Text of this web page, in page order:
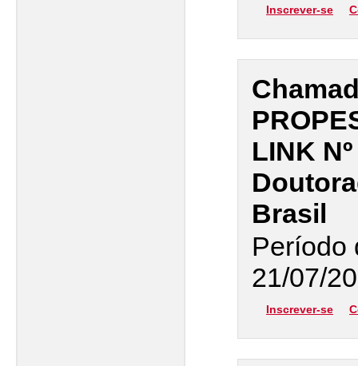
Inscrever-se
LINK
Brasil
Período
21/07/
Inscrever-se